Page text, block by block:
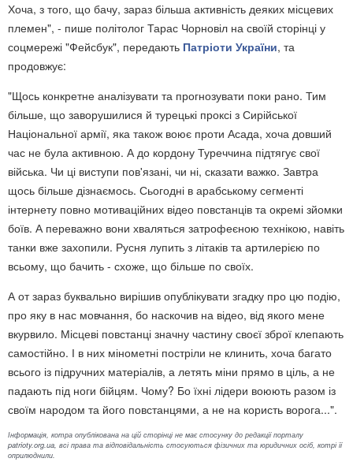
Хоча, з того, що бачу, зараз більша активність деяких місцевих
племен", - пише політолог Тарас Чорновіл на своїй сторінці у
соцмережі "Фейсбук", передають Патріоти України, та
продовжує:
"Щось конкретне аналізувати та прогнозувати поки рано. Тим
більше, що заворушилися й турецькі проксі з Сирійської
Національної армії, яка також воює проти Асада, хоча довший
час не була активною. А до кордону Туреччина підтягує свої
війська. Чи ці виступи пов'язані, чи ні, сказати важко. Завтра
щось більше дізнаємось. Сьогодні в арабському сегменті
інтернету повно мотиваційних відео повстанців та окремі зйомки
боїв. А переважно вони хваляться затрофеєною технікою, навіть
танки вже захопили. Русня лупить з літаків та артилерією по
всьому, що бачить - схоже, що більше по своїх.
А от зараз буквально вирішив опублікувати згадку про цю подію,
про яку в нас мовчання, бо наскочив на відео, від якого мене
вкурвило. Місцеві повстанці значну частину своєї зброї клепають
самостійно. І в них мінометні постріли не клинить, хоча багато
всього із підручних матеріалів, а летять міни прямо в ціль, а не
падають під ноги бійцям. Чому? Бо їхні лідери воюють разом із
своїм народом та його повстанцями, а не на користь ворога...".
Інформація, котра опублікована на цій сторінці не має стосунку до редакції порталу
patrioty.org.ua, всі права та відповідальність стосуються фізичних та юридичних осіб, котрі її
оприлюднили.